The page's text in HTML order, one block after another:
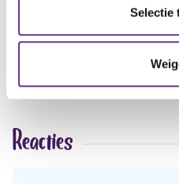
Selectie
Wat vind je van dit
2 11 1
Reacties